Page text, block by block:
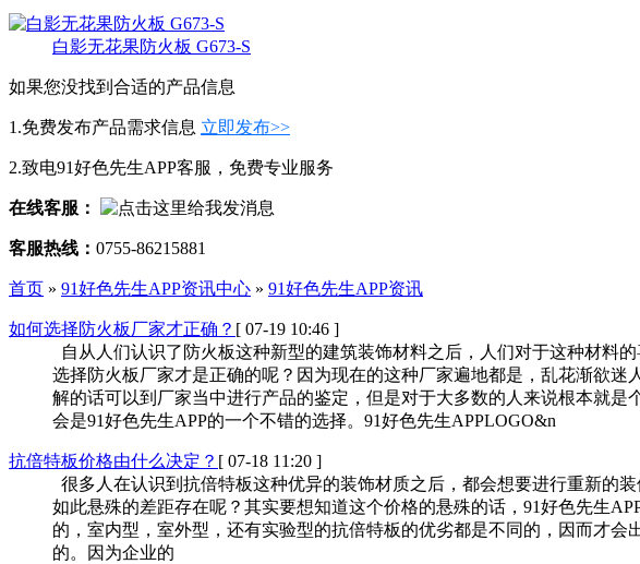
白影无花果防火板 G673-S
如果您没找到合适的产品信息
1.免费发布产品需求信息 立即发布>>
2.致电91好色先生APP客服，免费专业服务
在线客服：
客服热线： 0755-86215881
首页 » 91好色先生APP资讯中心 » 91好色先生APP资讯
如何选择防火板厂家才正确？ [ 07-19 10:46 ]
自从人们认识了防火板这种新型的建筑装饰材料之后，人们对于这种材料
选择防火板厂家才是正确的呢？因为现在的这种厂家遍地都是，乱花渐
解的话可以到厂家当中进行产品的鉴定，但是对于大多数的人来说根本就是
会是91好色先生APP的一个不错的选择。91好色先生APPLOGO&n
抗倍特板价格由什么决定？ [ 07-18 11:20 ]
很多人在认识到抗倍特板这种优异的装饰材质之后，都会想要进行重新的装
如此悬殊的差距存在呢？其实要想知道这个价格的悬殊的话，91好色先生
的，室内型，室外型，还有实验型的抗倍特板的优劣都是不同的，因
的。因为企业的